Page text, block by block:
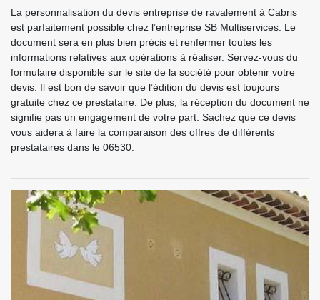
La personnalisation du devis entreprise de ravalement à Cabris
est parfaitement possible chez l’entreprise SB Multiservices. Le
document sera en plus bien précis et renfermer toutes les
informations relatives aux opérations à réaliser. Servez-vous du
formulaire disponible sur le site de la société pour obtenir votre
devis. Il est bon de savoir que l’édition du devis est toujours
gratuite chez ce prestataire. De plus, la réception du document ne
signifie pas un engagement de votre part. Sachez que ce devis
vous aidera à faire la comparaison des offres de différents
prestataires dans le 06530.